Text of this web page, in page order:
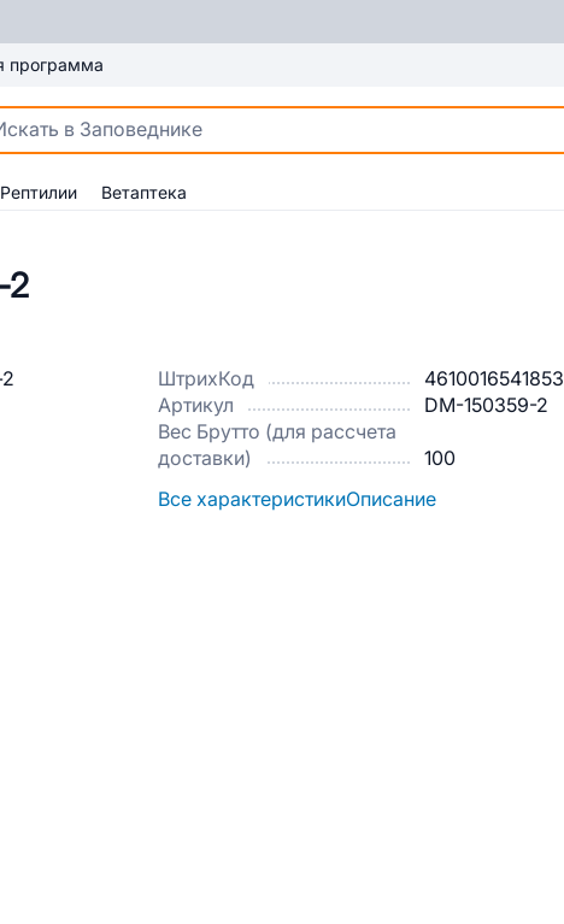
программа
Рептилии Ветаптека
2
ШтрихКод
4610016541853
Артикул
DM-150359-2
Вес Брутто (для рассчета
доставки)
100
Все характеристикиОписание